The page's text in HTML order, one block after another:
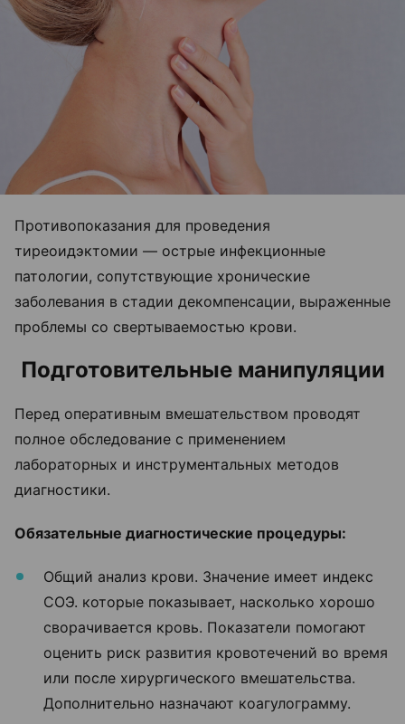
Противопоказания для проведения
тиреоидэктомии — острые инфекционные
патологии, сопутствующие хронические
заболевания в стадии декомпенсации, выраженные
проблемы со свертываемостью крови.
Подготовительные манипуляции
Перед оперативным вмешательством проводят
полное обследование с применением
лабораторных и инструментальных методов
диагностики.
Обязательные диагностические процедуры:
Общий анализ крови. Значение имеет индекс
СОЭ. которые показывает, насколько хорошо
сворачивается кровь. Показатели помогают
оценить риск развития кровотечений во время
или после хирургического вмешательства.
Дополнительно назначают коагулограмму.